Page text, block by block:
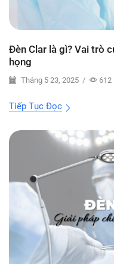
Đèn Clar là gì? Vai trò
họng
Tháng 5 23, 2025 / 612
Tiếp Tục Đọc